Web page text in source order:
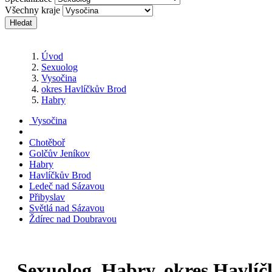
Všechny kraje
Hledat
Úvod
Sexuolog
Vysočina
okres Havlíčkův Brod
Habry
Vysočina
Chotěboř
Golčův Jeníkov
Habry
Havlíčkův Brod
Ledeč nad Sázavou
Přibyslav
Světlá nad Sázavou
Ždírec nad Doubravou